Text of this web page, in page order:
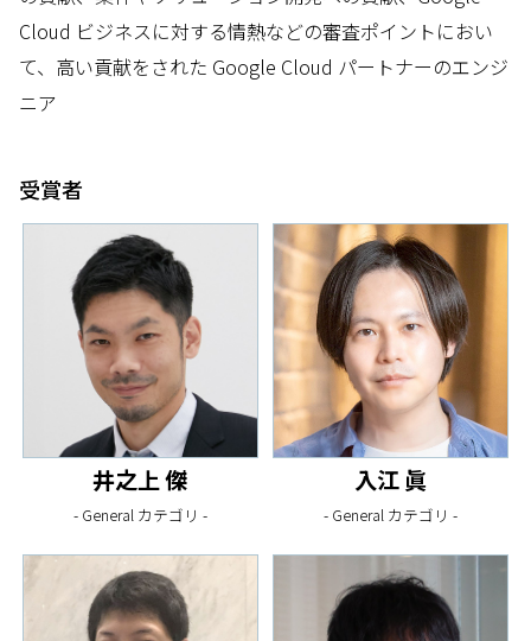
Cloud ビジネスに対する情熱などの審査ポイントにおい
て、高い貢献をされた Google Cloud パートナーのエンジ
ニア
受賞者
井之上 傑
- General カテゴリ -
入江 眞
- General カテゴリ -